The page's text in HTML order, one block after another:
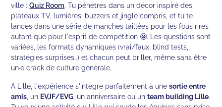
ville :Quiz Room. Tu pénètres dans un décor inspiré des
plateaux TV, lumières, buzzers et jingle compris, et tu te
lances dans une série de manches taillées pour les fous rires
autant que pour l'esprit de compétition 🤩. Les questions sont
variées, les formats dynamiques (vrai/faux, blind tests,
stratégies surprises…) et chacun peut briller, même sans être
un·e crack de culture générale.
À Lille, l'expérience s'intègre parfaitement à unesortie entre
amis , un EVJF/EVG , un anniversaire ou unteam building Lille.